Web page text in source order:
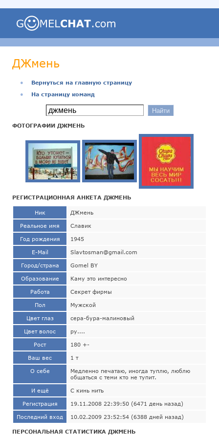
ДЖмень
●
Вернуться на главную страницу
●
На страницу команд
ФОТОГРАФИИ ДЖМЕНЬ
РЕГИСТРАЦИОННАЯ АНКЕТА ДЖМЕНЬ
Ник ДЖмень
Реальное имя Славик
Год рождения 1945
E-Mail Slavtosman@gmail.com
Город/страна Gomel BY
Образование Каму это интересно
Работа Секрет фирмы
Пол Мужской
Цвет глаз сера-бура-малиновый
Цвет волос ру....
Рост 180 +-
Ваш вес 1 т
О себе
Медленно печатаю, иногда туплю, люблю
общаться с теми кто не тупит.
И ещё С кинь нить
Регистрация 19.11.2008 22:39:50 (6471 день назад)
Последний вход 10.02.2009 23:52:54 (6388 дней назад)
ПЕРСОНАЛЬНАЯ СТАТИСТИКА ДЖМЕНЬ